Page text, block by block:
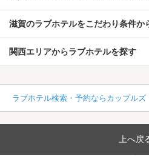
滋賀のラブホテルをこだわり条件か
関西エリアからラブホテルを探す
ラブホテル検索・予約ならカップルズ
上へ戻